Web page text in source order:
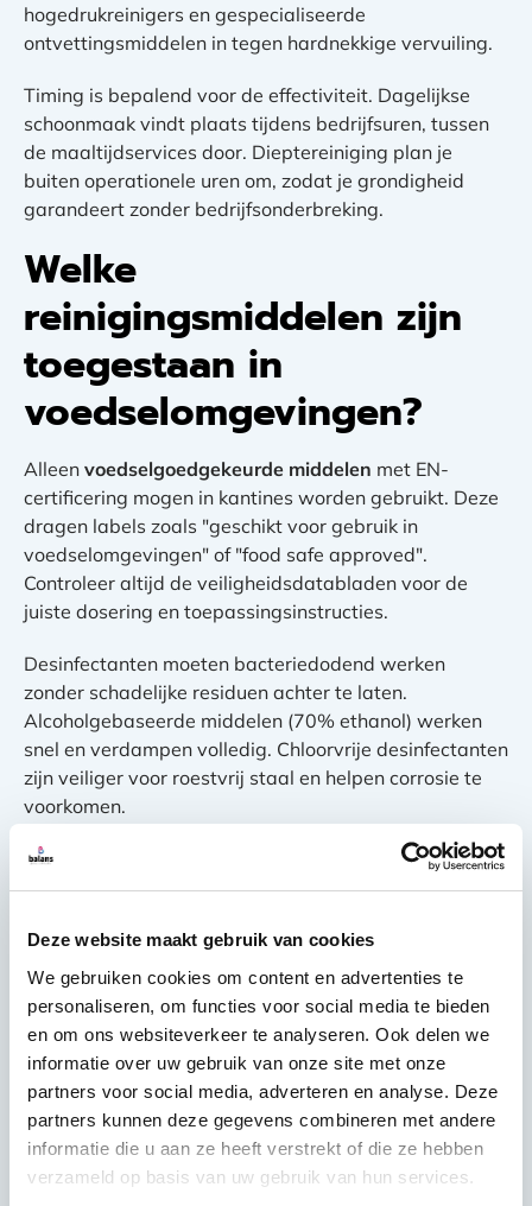
Deze website maakt gebruik van cookies
We gebruiken cookies om content en advertenties te
personaliseren, om functies voor social media te bieden
en om ons websiteverkeer te analyseren. Ook delen we
informatie over uw gebruik van onze site met onze
partners voor social media, adverteren en analyse. Deze
partners kunnen deze gegevens combineren met andere
informatie die u aan ze heeft verstrekt of die ze hebben
verzameld op basis van uw gebruik van hun services.
hogedrukreinigers en gespecialiseerde
ontvettingsmiddelen in tegen hardnekkige vervuiling.
Timing is bepalend voor de effectiviteit. Dagelijkse
schoonmaak vindt plaats tijdens bedrijfsuren, tussen
de maaltijdservices door. Dieptereiniging plan je
buiten operationele uren om, zodat je grondigheid
garandeert zonder bedrijfsonderbreking.
Welke
reinigingsmiddelen zijn
toegestaan in
voedselomgevingen?
Alleen voedselgoedgekeurde middelen met EN-
certificering mogen in kantines worden gebruikt. Deze
dragen labels zoals "geschikt voor gebruik in
voedselomgevingen" of "food safe approved".
Controleer altijd de veiligheidsdatabladen voor de
juiste dosering en toepassingsinstructies.
Desinfectanten moeten bacteriedodend werken
zonder schadelijke residuen achter te laten.
Alcoholgebaseerde middelen (70% ethanol) werken
snel en verdampen volledig. Chloorvrije desinfectanten
zijn veiliger voor roestvrij staal en helpen corrosie te
voorkomen.
Sanitizers combineren reiniging en desinfectie in één
product. Ze zijn praktisch voor snelle
Let op de contacttijd: meestal 30 seconden tot 2
minuten voor volledige werking.
Spoelprotocollen zijn verplicht na gebruik van
reinigingsmiddelen op voedselcontactoppervlakken.
Spoel grondig na met drinkwater en laat oppervlakken
aan de lucht drogen. Bewaar veiligheidsdatabladen
toegankelijk voor personeel en inspecteurs.